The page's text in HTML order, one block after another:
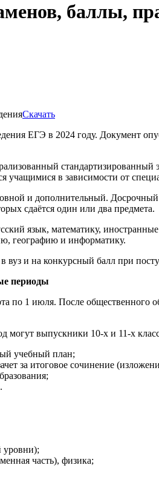
баллы,
Скачать
ЕГЭ в 2024 году. Документ
учащимися в зависимости от
и дополнительный.
сдаётся один или два предмета.
язык, математику,
географию и информатику.
вуз и на конкурсный балл при
периоды
по 1 июля. После общественного
могут выпускники 10-х и 11-х
учебный план;
за итоговое сочинение
уровни);
часть), физика;